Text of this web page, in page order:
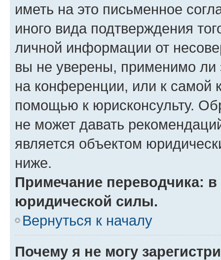
иметь на это письменное
иного вида подтверждения
личной информации от
вы не уверены, применимо ли
на конференции, или к самой
помощью к юрисконсульту.
не может давать
является объектом
ниже.
Примечание переводчика:
юридической силы.
Вернуться к началу
Почему я не могу